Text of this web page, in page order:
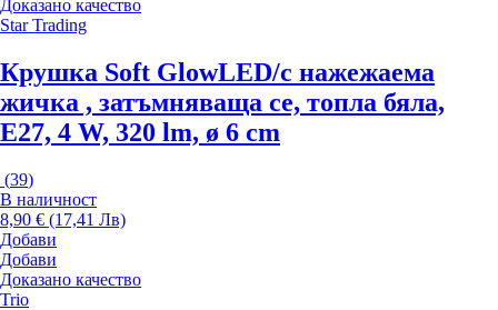
Доказано качество
Star Trading
Крушка Soft GlowLED/с нажежаема
жичка , затъмняваща се, топла бяла,
E27, 4 W, 320 lm, ø 6 cm
(39)
В наличност
8,90 € (17,41 Лв)
Добави
Добави
Доказано качество
Trio